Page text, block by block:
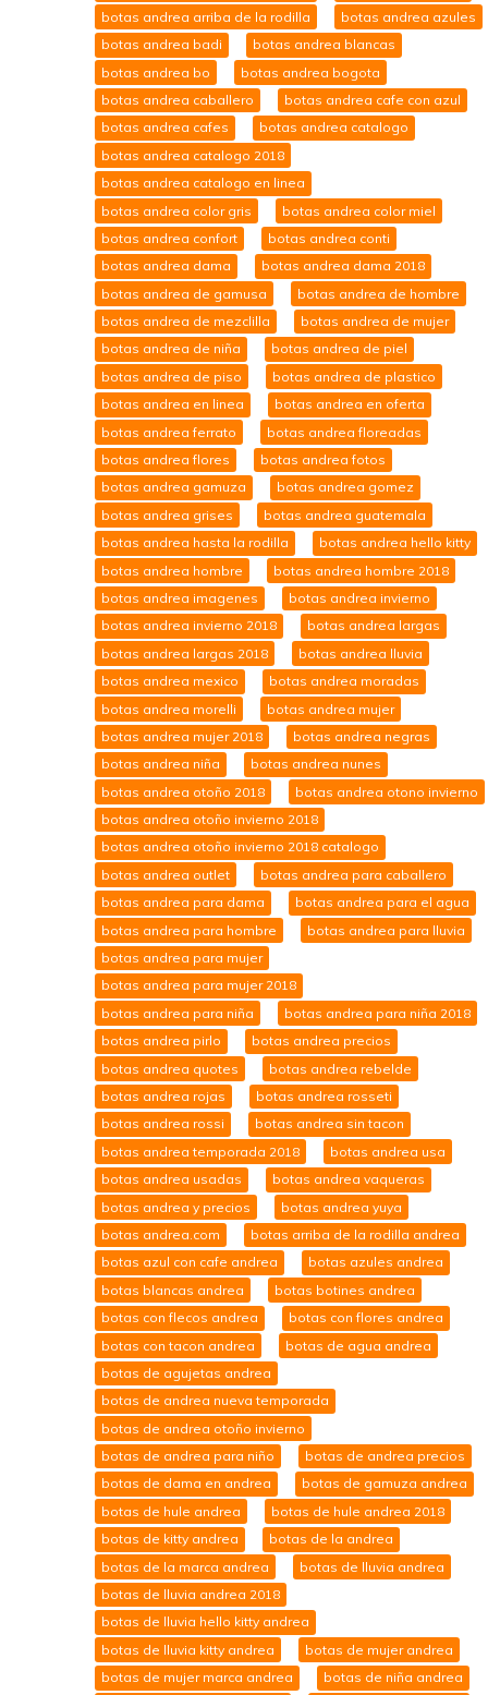
botas andrea arriba de la rodilla
botas andrea azules
botas andrea badi
botas andrea blancas
botas andrea bo
botas andrea bogota
botas andrea caballero
botas andrea cafe con azul
botas andrea cafes
botas andrea catalogo
botas andrea catalogo 2018
botas andrea catalogo en linea
botas andrea color gris
botas andrea color miel
botas andrea confort
botas andrea conti
botas andrea dama
botas andrea dama 2018
botas andrea de gamusa
botas andrea de hombre
botas andrea de mezclilla
botas andrea de mujer
botas andrea de niña
botas andrea de piel
botas andrea de piso
botas andrea de plastico
botas andrea en linea
botas andrea en oferta
botas andrea ferrato
botas andrea floreadas
botas andrea flores
botas andrea fotos
botas andrea gamuza
botas andrea gomez
botas andrea grises
botas andrea guatemala
botas andrea hasta la rodilla
botas andrea hello kitty
botas andrea hombre
botas andrea hombre 2018
botas andrea imagenes
botas andrea invierno
botas andrea invierno 2018
botas andrea largas
botas andrea largas 2018
botas andrea lluvia
botas andrea mexico
botas andrea moradas
botas andrea morelli
botas andrea mujer
botas andrea mujer 2018
botas andrea negras
botas andrea niña
botas andrea nunes
botas andrea otoño 2018
botas andrea otono invierno
botas andrea otoño invierno 2018
botas andrea otoño invierno 2018 catalogo
botas andrea outlet
botas andrea para caballero
botas andrea para dama
botas andrea para el agua
botas andrea para hombre
botas andrea para lluvia
botas andrea para mujer
botas andrea para mujer 2018
botas andrea para niña
botas andrea para niña 2018
botas andrea pirlo
botas andrea precios
botas andrea quotes
botas andrea rebelde
botas andrea rojas
botas andrea rosseti
botas andrea rossi
botas andrea sin tacon
botas andrea temporada 2018
botas andrea usa
botas andrea usadas
botas andrea vaqueras
botas andrea y precios
botas andrea yuya
botas andrea.com
botas arriba de la rodilla andrea
botas azul con cafe andrea
botas azules andrea
botas blancas andrea
botas botines andrea
botas con flecos andrea
botas con flores andrea
botas con tacon andrea
botas de agua andrea
botas de agujetas andrea
botas de andrea nueva temporada
botas de andrea otoño invierno
botas de andrea para niño
botas de andrea precios
botas de dama en andrea
botas de gamuza andrea
botas de hule andrea
botas de hule andrea 2018
botas de kitty andrea
botas de la andrea
botas de la marca andrea
botas de lluvia andrea
botas de lluvia andrea 2018
botas de lluvia hello kitty andrea
botas de lluvia kitty andrea
botas de mujer andrea
botas de mujer marca andrea
botas de niña andrea